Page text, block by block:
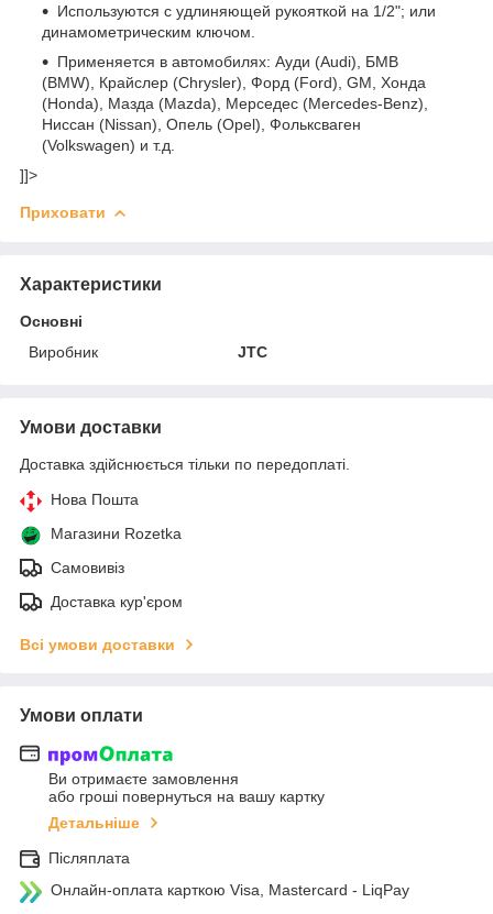
Используются с удлиняющей рукояткой на 1/2"; или
динамометрическим ключом.
Применяется в автомобилях: Ауди (Audi), БМВ
(BMW), Крайслер (Chrysler), Форд (Ford), GM, Хонда
(Honda), Мазда (Mazda), Мерседес (Mercedes-Benz),
Ниссан (Nissan), Опель (Opel), Фольксваген
(Volkswagen) и т.д.
]]>
Приховати
Характеристики
Основні
Виробник
JTC
Умови доставки
Доставка здійснюється тільки по передоплаті.
Нова Пошта
Магазини Rozetka
Самовивіз
Доставка кур'єром
Всі умови доставки
Умови оплати
Ви отримаєте замовлення
або гроші повернуться на вашу картку
Детальніше
Післяплата
Онлайн-оплата карткою Visa, Mastercard - LiqPay